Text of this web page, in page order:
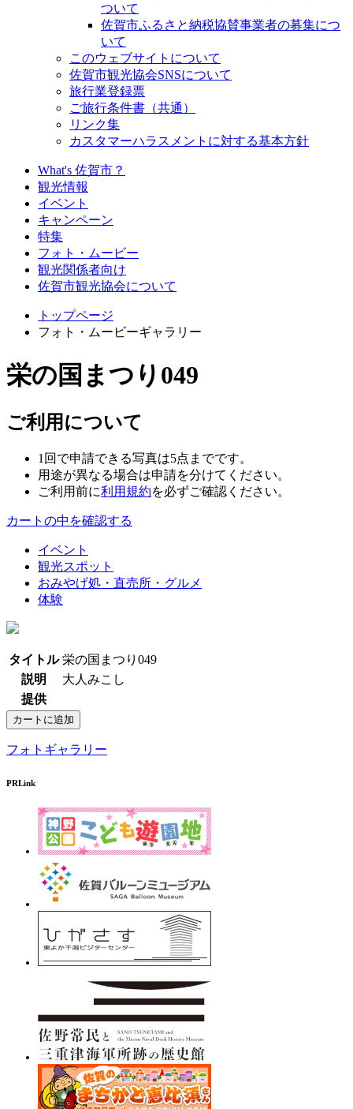
ついて
佐賀市ふるさと納税協賛事業者の募集につ
いて
このウェブサイトについて
佐賀市観光協会SNSについて
旅行業登録票
ご旅行条件書（共通）
リンク集
カスタマーハラスメントに対する基本方針
What's 佐賀市？
観光情報
イベント
キャンペーン
特集
フォト・ムービー
観光関係者向け
佐賀市観光協会について
トップページ
フォト・ムービーギャラリー
栄の国まつり049
ご利用について
1回で申請できる写真は5点までです。
用途が異なる場合は申請を分けてください。
ご利用前に利用規約を必ずご確認ください。
カートの中を確認する
イベント
観光スポット
おみやげ処・直売所・グルメ
体験
タイトル 栄の国まつり049
説明
大人みこし
提供
フォトギャラリー
PRLink